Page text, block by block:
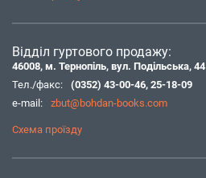
Відділ гуртового продажу:
46008, м. Тернопіль, вул. Подільська, 44
Тел./факс:
(0352) 43-00-46, 25-18-09
e-mail:
zbut@bohdan-books.com
Схема проїзду